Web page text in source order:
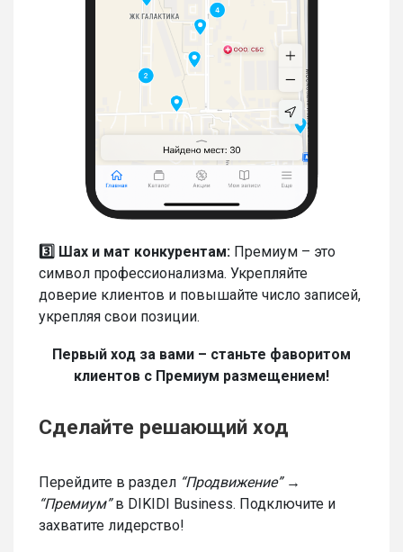
3️⃣ Шах и мат конкурентам: Премиум – это
символ профессионализма. Укрепляйте
доверие клиентов и повышайте число записей,
укрепляя свои позиции.
Первый ход за вами – станьте фаворитом
клиентов с Премиум размещением!
Сделайте решающий ход
Перейдите в раздел “Продвижение” →
“Премиум”в DIKIDI Business. Подключите и
захватите лидерство!